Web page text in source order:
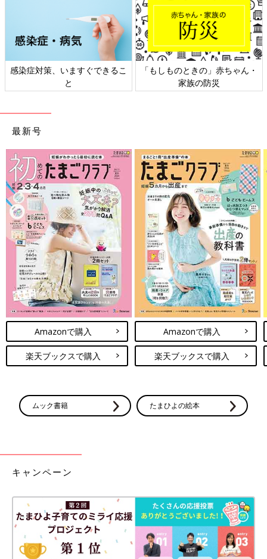
日本外来小児科学会リーフレッ
ト検討会
六星占術 細木かおりさんの人生
相談
最新号
Amazonで購入
楽天ブックスで購入
Amazonで購入
楽天ブックスで購入
ムック書籍 たまひよの絵本
キャンペーン